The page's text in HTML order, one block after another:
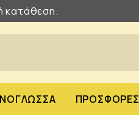
κατάθεση.
ΠΡΟΣΦΟΡΈΣ